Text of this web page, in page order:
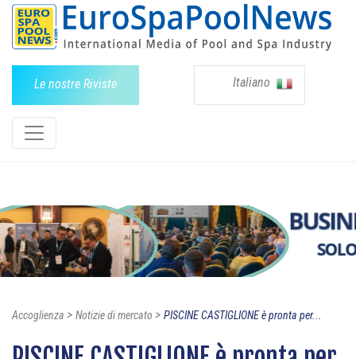
Le nostre Riviste Italiano
Accoglienza > Notizie di mercato > PISCINE CASTIGLIONE è pronta per...